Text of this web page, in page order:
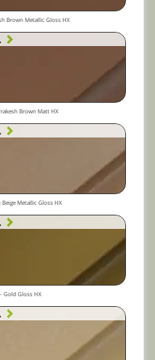
Brown Metallic Gloss HX
Brown Matt HX
Metallic Gloss HX
Gold Gloss HX